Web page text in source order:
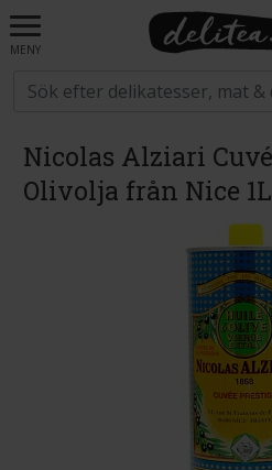
MENY
Nicolas Alziari
Olivolja från Nice 1L